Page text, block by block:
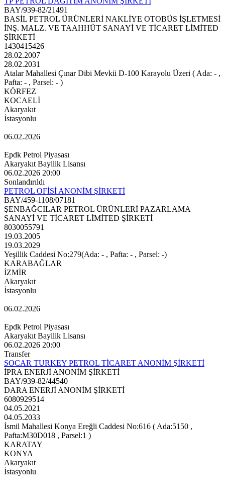
BAY/939-82/21491
BASİL PETROL ÜRÜNLERİ NAKLİYE OTOBÜS İŞLETMESİ
İNŞ. MALZ. VE TAAHHÜT SANAYİ VE TİCARET LİMİTED
ŞİRKETİ
1430415426
28.02.2007
28.02.2031
Atalar Mahallesi Çınar Dibi Mevkii D-100 Karayolu Üzeri ( Ada: - ,
Pafta: - , Parsel: - )
KÖRFEZ
KOCAELİ
Akaryakıt
İstasyonlu
06.02.2026
Epdk Petrol Piyasası
Akaryakıt Bayilik Lisansı
06.02.2026 20:00
Sonlandırıldı
PETROL OFİSİ ANONİM ŞİRKETİ
BAY/459-1108/07181
ŞENBAĞCILAR PETROL ÜRÜNLERİ PAZARLAMA
SANAYİ VE TİCARET LİMİTED ŞİRKETİ
8030055791
19.03.2005
19.03.2029
Yeşillik Caddesi No:279(Ada: - , Pafta: - , Parsel: -)
KARABAĞLAR
İZMİR
Akaryakıt
İstasyonlu
06.02.2026
Epdk Petrol Piyasası
Akaryakıt Bayilik Lisansı
06.02.2026 20:00
Transfer
SOCAR TURKEY PETROL TİCARET ANONİM ŞİRKETİ
İPRA ENERJİ ANONİM ŞİRKETİ
BAY/939-82/44540
DARA ENERJİ ANONİM ŞİRKETİ
6080929514
04.05.2021
04.05.2033
İsmil Mahallesi Konya Ereğli Caddesi No:616 ( Ada:5150 ,
Pafta:M30D018 , Parsel:1 )
KARATAY
KONYA
Akaryakıt
İstasyonlu